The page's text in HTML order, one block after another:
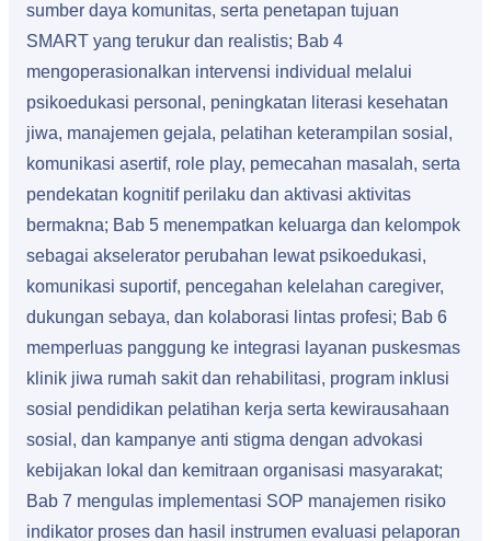
sumber daya komunitas, serta penetapan tujuan
SMART yang terukur dan realistis; Bab 4
mengoperasionalkan intervensi individual melalui
psikoedukasi personal, peningkatan literasi kesehatan
jiwa, manajemen gejala, pelatihan keterampilan sosial,
komunikasi asertif, role play, pemecahan masalah, serta
pendekatan kognitif perilaku dan aktivasi aktivitas
bermakna; Bab 5 menempatkan keluarga dan kelompok
sebagai akselerator perubahan lewat psikoedukasi,
komunikasi suportif, pencegahan kelelahan caregiver,
dukungan sebaya, dan kolaborasi lintas profesi; Bab 6
memperluas panggung ke integrasi layanan puskesmas
klinik jiwa rumah sakit dan rehabilitasi, program inklusi
sosial pendidikan pelatihan kerja serta kewirausahaan
sosial, dan kampanye anti stigma dengan advokasi
kebijakan lokal dan kemitraan organisasi masyarakat;
Bab 7 mengulas implementasi SOP manajemen risiko
indikator proses dan hasil instrumen evaluasi pelaporan